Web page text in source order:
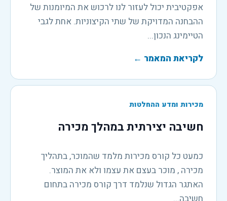
אפקטיבית יכול לעזור לנו לרכוש את המיומנות של
ההבחנה המדויקת של שתי הקיצוניות. אחת לגבי
הטיימינג הנכון...
לקריאת המאמר ←
מכירות ומדע ההחלטות
חשיבה יצירתית במהלך מכירה
כמעט כל קורס מכירות מלמד שהמוכר, בתהליך
מכירה , מוכר בעצם את עצמו ולא את המוצר.
האתגר הגדול שנלמד דרך קורס מכירה בתחום